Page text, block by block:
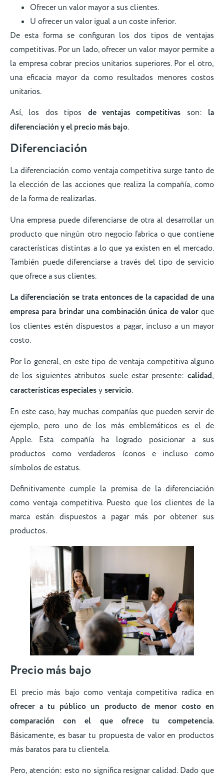
Ofrecer un valor mayor a sus clientes.
U ofrecer un valor igual a un coste inferior.
De esta forma se configuran los dos tipos de ventajas
competitivas. Por un lado, ofrecer un valor mayor permite a
la empresa cobrar precios unitarios superiores. Por el otro,
una eficacia mayor da como resultados menores costos
unitarios.
Así, los dos tipos de ventajas competitivas son: la
diferenciación y el precio más bajo.
Diferenciación
La diferenciación como ventaja competitiva surge tanto de
la elección de las acciones que realiza la compañía, como
de la forma de realizarlas.
Una empresa puede diferenciarse de otra al desarrollar un
producto que ningún otro negocio fabrica o que contiene
características distintas a lo que ya existen en el mercado.
También puede diferenciarse a través del tipo de servicio
que ofrece a sus clientes.
La diferenciación se trata entonces de la capacidad de una
empresa para brindar una combinación única de valor que
los clientes estén dispuestos a pagar, incluso a un mayor
costo.
Por lo general, en este tipo de ventaja competitiva alguno
de los siguientes atributos suele estar presente: calidad,
características especialesyservicio.
En este caso, hay muchas compañías que pueden servir de
ejemplo, pero uno de los más emblemáticos es el de
Apple. Esta compañía ha logrado posicionar a sus
productos como verdaderos íconos e incluso como
símbolos de estatus.
Definitivamente cumple la premisa de la diferenciación
como ventaja competitiva. Puesto que los clientes de la
marca están dispuestos a pagar más por obtener sus
productos.
Precio más bajo
El precio más bajo como ventaja competitiva radica en
ofrecer a tu público un producto de menor costo en
comparación con el que ofrece tu competencia.
Básicamente, es basar tu propuesta de valor en productos
más baratos para tu clientela.
Pero, atención: esto no significa resignar calidad. Dado que